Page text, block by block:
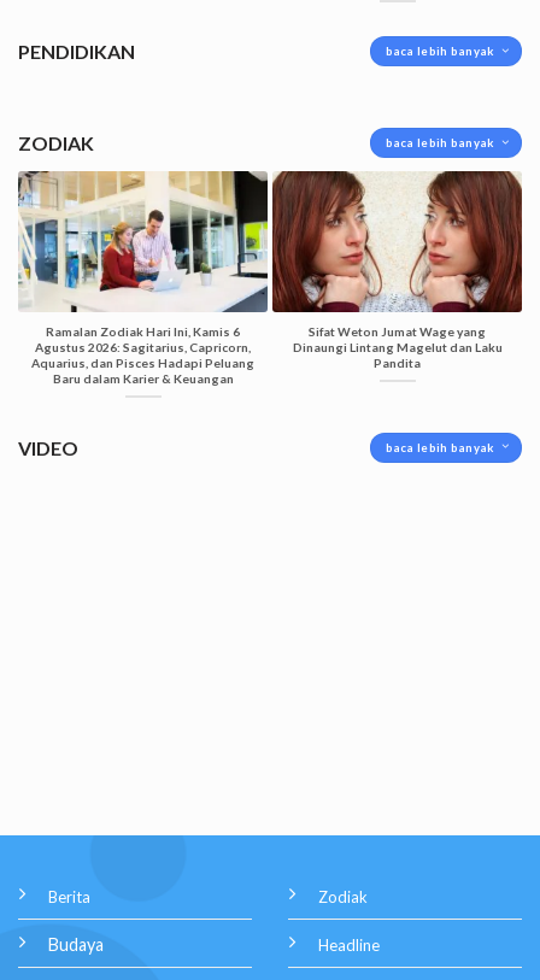
PENDIDIKAN baca lebih banyak
ZODIAK baca lebih banyak
Ramalan Zodiak Hari Ini, Kamis 6
Agustus 2026: Sagitarius, Capricorn,
Aquarius, dan Pisces Hadapi Peluang
Baru dalam Karier & Keuangan
Sifat Weton Jumat Wage yang
Dinaungi Lintang Magelut dan Laku
Pandita
VIDEO baca lebih banyak
Berita
Budaya
Zodiak
Headline